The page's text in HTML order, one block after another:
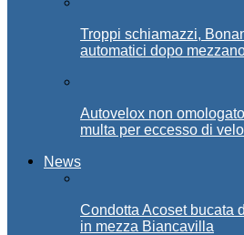
Troppi schiamazzi,
automatici dopo
Autovelox non
multa per eccesso di
News
Condotta Acoset bucata
in mezza Biancavilla